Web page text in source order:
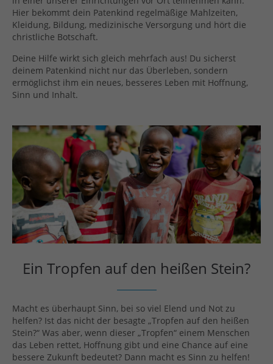
Hier bekommt dein Patenkind regelmäßige Mahlzeiten,
Kleidung, Bildung, medizinische Versorgung und hört die
christliche Botschaft.
Deine Hilfe wirkt sich gleich mehrfach aus! Du sicherst
deinem Patenkind nicht nur das Überleben, sondern
ermöglichst ihm ein neues, besseres Leben mit Hoffnung,
Sinn und Inhalt.
Ein Tropfen auf den heißen Stein?
Macht es überhaupt Sinn, bei so viel Elend und Not zu
helfen? Ist das nicht der besagte „Tropfen auf den heißen
Stein?“ Was aber, wenn dieser „Tropfen“ einem Menschen
das Leben rettet, Hoffnung gibt und eine Chance auf eine
bessere Zukunft bedeutet? Dann macht es Sinn zu helfen!